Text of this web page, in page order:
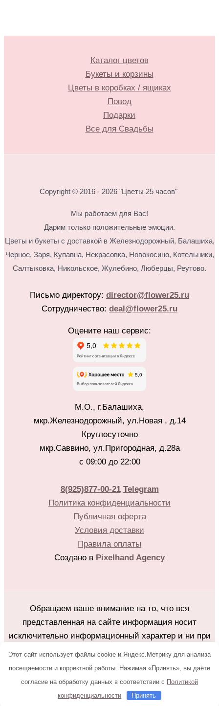
Каталог цветов
Букеты и корзины
Цветы в коробках / ящиках
Повод
Подарки
Все для Свадьбы
Copyright © 2016 - 2026 "Цветы 25 часов"
Мы работаем для Вас!
Дарим только положительные эмоции.
Цветы и букеты с доставкой в Железнодорожный, Балашиха,
Черное, Заря, Купавна, Некрасовка, Новокосино, Котельники,
Салтыковка, Никольское, Жулебино, Люберцы, Реутово.
Письмо директору: director@flower25.ru
Сотрудничество: deal@flower25.ru
Оцените наш сервис:
М.О., г.Балашиха,
мкр.Железнодорожный, ул.Новая , д.14
Круглосуточно
мкр.Саввино, ул.Пригородная, д.28а
с 09:00 до 22:00
8(925)877-00-21 Telegram
Политика конфиденциальности
Публичная оферта
Условия доставки
Правила оплаты
Создано в Pixelhand Agency
Обращаем ваше внимание на то, что вся
представленная на сайте информация носит
исключительно информационный характер и ни при
каких условиях не является публичной офертой
определяемой положениями Статьи 437(2)
Гражданского кодекса Российской Федерации.
Любое копирование с сайта flower25.ru без
Этот сайт использует файлы cookie и Яндекс.Метрику для анализа
посещаемости и корректной работы. Нажимая «Принять», вы даёте
согласие на обработку данных в соответствии с Политикой
конфиденциальности
Принять